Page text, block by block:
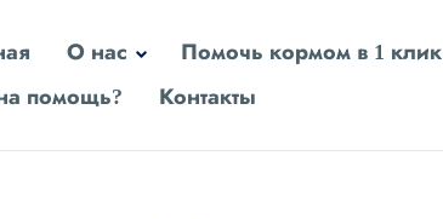
О нас Помочь кормом в 1 клик
помощь?
Контакты